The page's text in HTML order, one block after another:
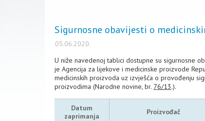
Sigurnosne obavijesti o
05.06.2020.
U niže navedenoj tablici dostupne su sigurnosne
je Agencija za lijekove i medicinske proizvode
medicinskih proizvoda uz izvješća o provođenju
proizvodima (Narodne novine, br. 76/13.).
Datum
zaprimanja
Proizvođač